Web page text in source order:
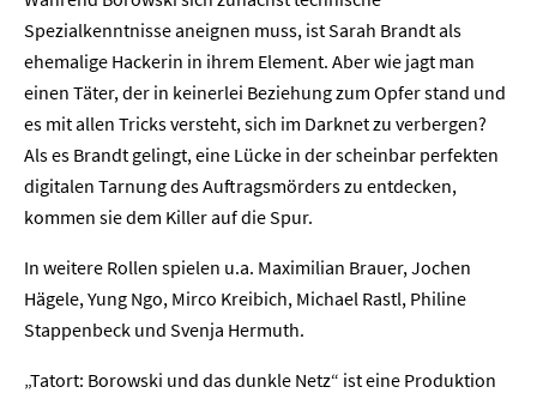
Spezialkenntnisse aneignen muss, ist Sarah Brandt als
ehemalige Hackerin in ihrem Element. Aber wie jagt man
einen Täter, der in keinerlei Beziehung zum Opfer stand und
es mit allen Tricks versteht, sich im Darknet zu verbergen?
Als es Brandt gelingt, eine Lücke in der scheinbar perfekten
digitalen Tarnung des Auftragsmörders zu entdecken,
kommen sie dem Killer auf die Spur.
In weitere Rollen spielen u.a. Maximilian Brauer, Jochen
Hägele, Yung Ngo, Mirco Kreibich, Michael Rastl, Philine
Stappenbeck und Svenja Hermuth.
„Tatort: Borowski und das dunkle Netz“ ist eine Produktion